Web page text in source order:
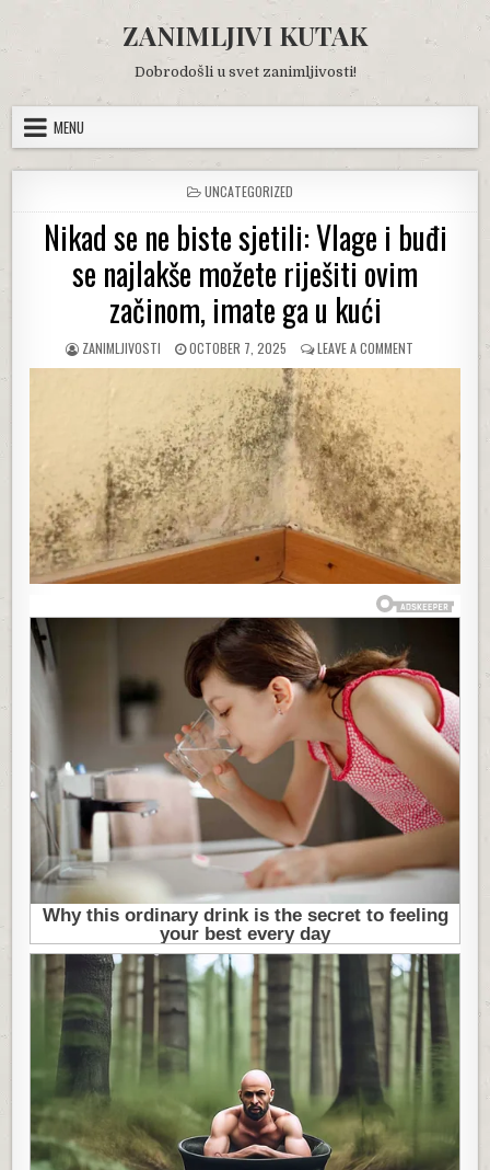
content
ZANIMLJIVI KUTAK
Dobrodošli u svet zanimljivosti!
MENU
POSTED
IN
UNCATEGORIZED
Nikad se ne biste sjetili: Vlage i buđi
se najlakše možete riješiti ovim
začinom, imate ga u kući
AUTHOR:
ZANIMLJIVOSTI
PUBLISHED
DATE:
OCTOBER 7, 2025 LEAVE A COMMENT
NIKAD
BISTE
SJETILI:
VLAGE
I
BUĐI
SE
NAJLAKŠE
MOŽETE
RIJEŠITI
OVIM
ZAČINOM,
KUĆI